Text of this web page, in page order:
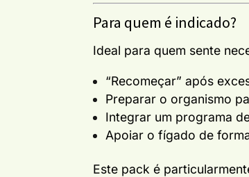
Para quem é indicado?
Ideal para quem sente
“Recomeçar” após
Preparar o organismo
Integrar um programa
Apoiar o fígado de
Este pack é